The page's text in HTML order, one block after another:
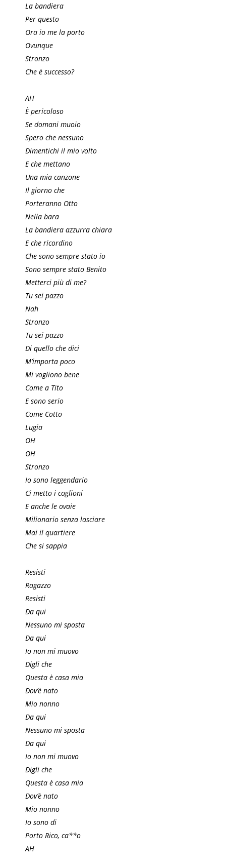
La bandiera
Per questo
Ora io me la porto
Ovunque
Stronzo
Che è successo?
AH
È pericoloso
Se domani muoio
Spero che nessuno
Dimentichi il mio volto
E che mettano
Una mia canzone
Il giorno che
Porteranno Otto
Nella bara
La bandiera azzurra chiara
E che ricordino
Che sono sempre stato io
Sono sempre stato Benito
Metterci più di me?
Tu sei pazzo
Nah
Stronzo
Tu sei pazzo
Di quello che dici
M’importa poco
Mi vogliono bene
Come a Tito
E sono serio
Come Cotto
Lugia
OH
OH
Stronzo
Io sono leggendario
Ci metto i coglioni
E anche le ovaie
Milionario senza lasciare
Mai il quartiere
Che si sappia
Resisti
Ragazzo
Resisti
Da qui
Nessuno mi sposta
Da qui
Io non mi muovo
Digli che
Questa è casa mia
Dov’è nato
Mio nonno
Da qui
Nessuno mi sposta
Da qui
Io non mi muovo
Digli che
Questa è casa mia
Dov’è nato
Mio nonno
Io sono di
Porto Rico, ca**o
AH